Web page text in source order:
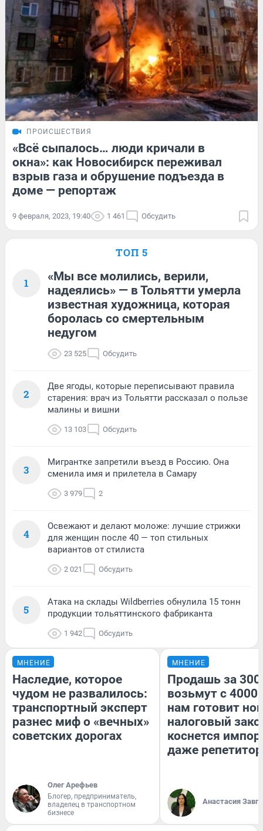
ПРОИСШЕСТВИЯ
«Всё сыпалось… люди кричали в
окна»: как Новосибирск переживал
взрыв газа и обрушение подъезда в
доме — репортаж
9 февраля, 2023, 19:40 1 461 Обсудить
ТОП 5
1
«Мы все молились, верили,
надеялись» — в Тольятти умерла
известная художница, которая
боролась со смертельным
недугом
23 525 Обсудить
2
Две ягоды, которые переписывают правила
старения: врач из Тольятти рассказал о пользе
малины и вишни
13 103 Обсудить
3
Мигрантке запретили въезд в Россию. Она
сменила имя и прилетела в Самару
3 979 2
4
Освежают и делают моложе: лучшие стрижки
для женщин после 40 — топ стильных
вариантов от стилиста
2 021 Обсудить
5
Атака на склады Wildberries обнулила 15 тонн
продукции тольяттинского фабриканта
1 942 Обсудить
МНЕНИЕ
Наследие, которое
чудом не развалилось:
транспортный эксперт
разнес миф о «вечных»
советских дорогах
Олег Арефьев
Блогер, предприниматель,
владелец в транспортном
бизнесе
МНЕНИЕ
Продашь за
возьмут с
нам готовит
налоговый
коснется
даже
Анастасия